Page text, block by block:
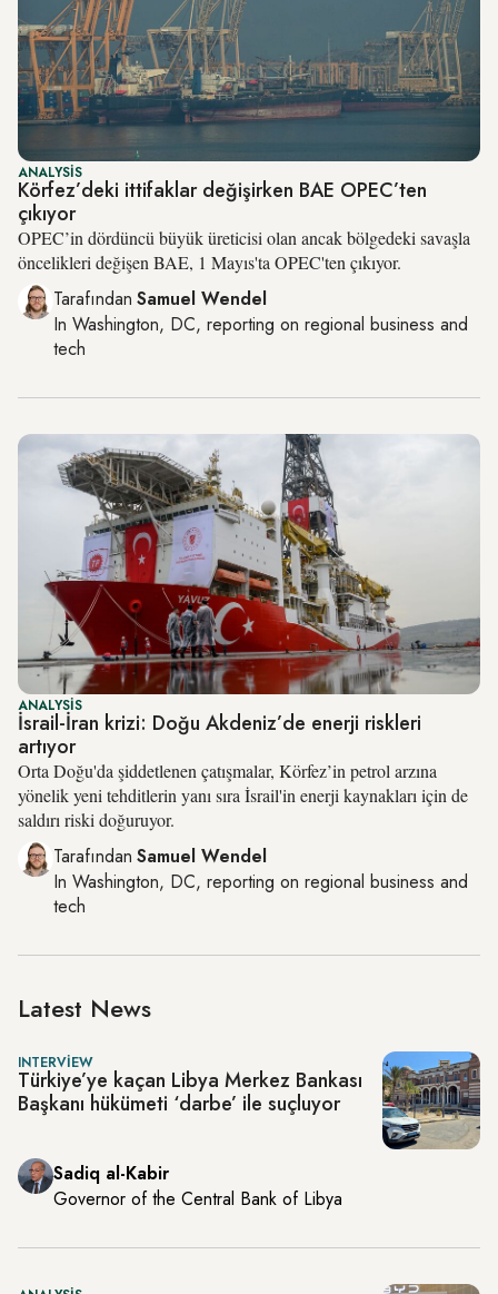
ANALYSIS
Körfez’deki ittifaklar değişirken BAE OPEC’ten
çıkıyor
OPEC’in dördüncü büyük üreticisi olan ancak bölgedeki savaşla
öncelikleri değişen BAE, 1 Mayıs'ta OPEC'ten çıkıyor.
Tarafından Samuel Wendel
In Washington, DC, reporting on regional business and
tech
ANALYSIS
İsrail-İran krizi: Doğu Akdeniz’de enerji riskleri
artıyor
Orta Doğu'da şiddetlenen çatışmalar, Körfez’in petrol arzına
yönelik yeni tehditlerin yanı sıra İsrail'in enerji kaynakları için de
saldırı riski doğuruyor.
Tarafından Samuel Wendel
In Washington, DC, reporting on regional business and
tech
Latest News
INTERVIEW
Türkiye’ye kaçan Libya Merkez Bankası
Başkanı hükümeti ‘darbe’ ile suçluyor
Sadiq al-Kabir
Governor of the Central Bank of Libya